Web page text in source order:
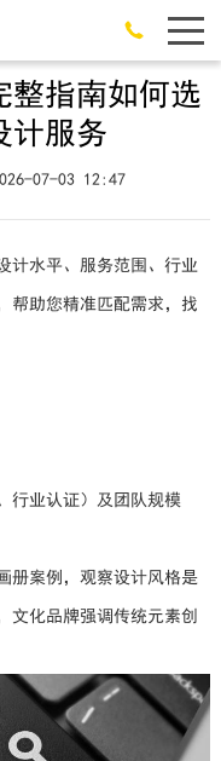
整指南如何选
计服务
07-03 12:47
计水平、服务范围、行业
帮助您精准匹配需求，找
行业认证）及团队规模
册案例，观察设计风格是
文化品牌强调传统元素创